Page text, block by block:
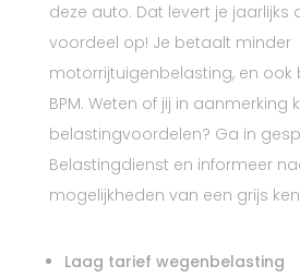
deze auto. Dat levert je jaarlijks
voordeel op! Je betaalt minder
motorrijtuigenbelasting, en
BPM. Weten of jij in aanmerking
belastingvoordelen? Ga in
Belastingdienst en informeer
mogelijkheden van een grijs
Laag tarief wegenbelasting